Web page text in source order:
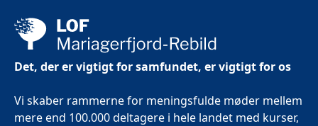
Det, der er vigtigt for samfundet, er vigtigt for os
Vi skaber rammerne for meningsfulde møder mellem
mere end 100.000 deltagere i hele landet med kurser,